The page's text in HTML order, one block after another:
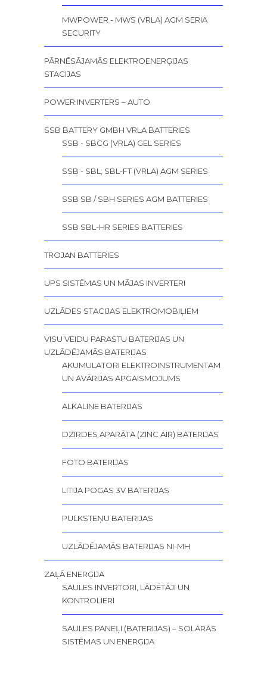
MWPOWER - MWS (VRLA) AGM SERIA
SECURITY
PĀRNĒSĀJAMĀS ELEKTROENERĢIJAS
STACIJAS
POWER INVERTERS – AUTO
SSB BATTERY GMBH VRLA BATTERIES
SSB - SBCG (VRLA) GEL SERIES
SSB - SBL; SBL-FT (VRLA) AGM SERIES
SSB SB / SBH SERIES AGM BATTERIES
SSB SBL-HR SERIES BATTERIES
TROJAN BATTERIES
UPS SISTĒMAS UN MĀJAS INVERTERI
UZLĀDES STACIJAS ELEKTROMOBIĻIEM
VISU VEIDU PARASTU BATERIJAS UN
UZLĀDĒJAMĀS BATERIJAS
AKUMULATORI ELEKTROINSTRUMENTAM
UN AVĀRIJAS APGAISMOJUMS
ALKALINE BATERIJAS
DZIRDES APARĀTA (ZINC AIR) BATERIJAS
FOTO BATERIJAS
LITIJA POGAS 3V BATERIJAS
PULKSTEŅU BATERIJAS
UZLĀDĒJAMĀS BATERIJAS NI-MH
ZAĻĀ ENERĢIJA
SAULES INVERTORI, LĀDĒTĀJI UN
KONTROLIERI
SAULES PANEĻI (BATERIJAS) – SOLĀRĀS
SISTĒMAS UN ENERĢIJA